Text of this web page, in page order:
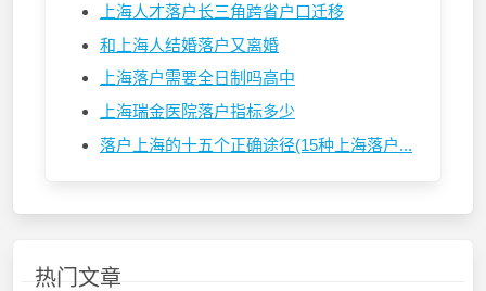
上海人才落户长三角跨省户口迁移
和上海人结婚落户又离婚
上海落户需要全日制吗高中
上海瑞金医院落户指标多少
落户上海的十五个正确途径(15种上海落户...
热门文章